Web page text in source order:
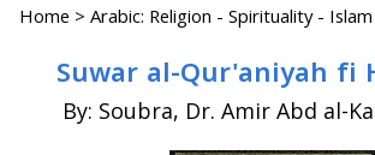
Home >